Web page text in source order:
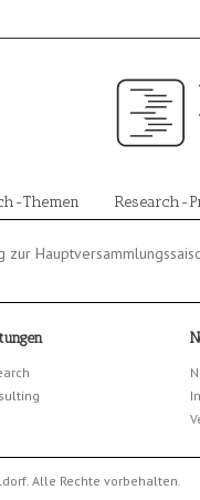
Themen Research-
zur
Alle Rechte vorbehalten.